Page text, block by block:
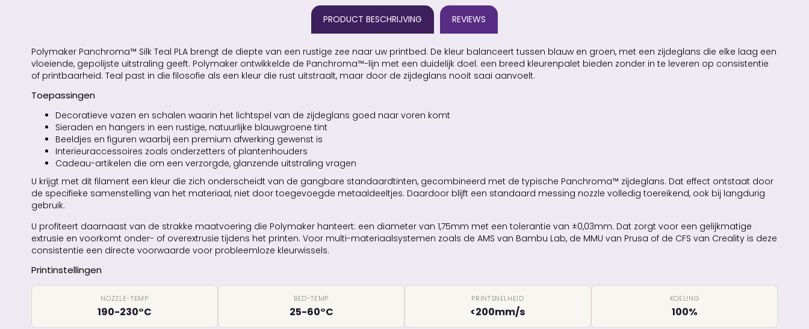
PRODUCT BESCHRIJVING REVIEWS
Polymaker Panchroma™ Silk Teal PLA brengt de diepte van een rustige zee naar uw printbed. De kleur balanceert tussen blauw en groen, met een zijdeglans die elke laag een
vloeiende, gepolijste uitstraling geeft. Polymaker ontwikkelde de Panchroma™-lijn met een duidelijk doel: een breed kleurenpalet bieden zonder in te leveren op consistentie
of printbaarheid. Teal past in die filosofie als een kleur die rust uitstraalt, maar door de zijdeglans nooit saai aanvoelt.
Toepassingen
Decoratieve vazen en schalen waarin het lichtspel van de zijdeglans goed naar voren komt
Sieraden en hangers in een rustige, natuurlijke blauwgroene tint
Beeldjes en figuren waarbij een premium afwerking gewenst is
Interieuraccessoires zoals onderzetters of plantenhouders
Cadeau-artikelen die om een verzorgde, glanzende uitstraling vragen
U krijgt met dit filament een kleur die zich onderscheidt van de gangbare standaardtinten, gecombineerd met de typische Panchroma™ zijdeglans. Dat effect ontstaat door
de specifieke samenstelling van het materiaal, niet door toegevoegde metaaldeeltjes. Daardoor blijft een standaard messing nozzle volledig toereikend, ook bij langdurig
gebruik.
U profiteert daarnaast van de strakke maatvoering die Polymaker hanteert: een diameter van 1,75mm met een tolerantie van ±0,03mm. Dat zorgt voor een gelijkmatige
extrusie en voorkomt onder- of overextrusie tijdens het printen. Voor multi-materiaalsystemen zoals de AMS van Bambu Lab, de MMU van Prusa of de CFS van Creality is deze
consistentie een directe voorwaarde voor probleemloze kleurwissels.
Printinstellingen
NOZZLE-TEMP
190-230°C
BED-TEMP
25-60°C
PRINTSNELHEID
<200mm/s
KOELING
100%